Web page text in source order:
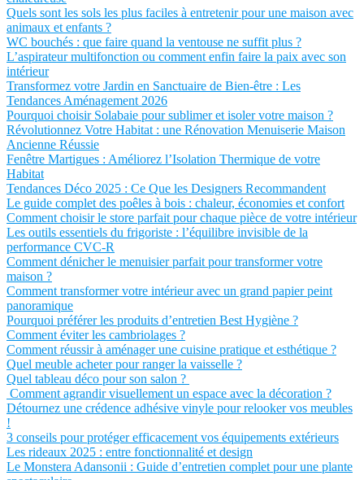
Quels sont les sols les plus faciles à entretenir pour une maison avec
animaux et enfants ?
WC bouchés : que faire quand la ventouse ne suffit plus ?
L’aspirateur multifonction ou comment enfin faire la paix avec son
intérieur
Transformez votre Jardin en Sanctuaire de Bien-être : Les
Tendances Aménagement 2026
Pourquoi choisir Solabaie pour sublimer et isoler votre maison ?
Révolutionnez Votre Habitat : une Rénovation Menuiserie Maison
Ancienne Réussie
Fenêtre Martigues : Améliorez l’Isolation Thermique de votre
Habitat
Tendances Déco 2025 : Ce Que les Designers Recommandent
Le guide complet des poêles à bois : chaleur, économies et confort
Comment choisir le store parfait pour chaque pièce de votre intérieur
Les outils essentiels du frigoriste : l’équilibre invisible de la
performance CVC-R
Comment dénicher le menuisier parfait pour transformer votre
maison ?
Comment transformer votre intérieur avec un grand papier peint
panoramique
Pourquoi préférer les produits d’entretien Best Hygiène ?
Comment éviter les cambriolages ?
Comment réussir à aménager une cuisine pratique et esthétique ?
Quel meuble acheter pour ranger la vaisselle ?
Quel tableau déco pour son salon ?
Comment agrandir visuellement un espace avec la décoration ?
Détournez une crédence adhésive vinyle pour relooker vos meubles
!
3 conseils pour protéger efficacement vos équipements extérieurs
Les rideaux 2025 : entre fonctionnalité et design
Le Monstera Adansonii : Guide d’entretien complet pour une plante